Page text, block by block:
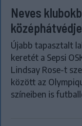
Neves
középhátvédje
Újabb tapasztalt
keretét a Sepsi
Lindsay Rose-t
között az
színeiben is